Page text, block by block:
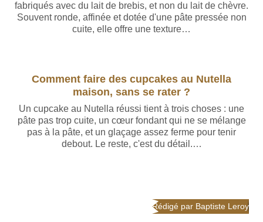
fabriqués avec du lait de brebis, et non du lait de chèvre.
Souvent ronde, affinée et dotée d'une pâte pressée non
cuite, elle offre une texture…
Comment faire des cupcakes au Nutella
maison, sans se rater ?
Un cupcake au Nutella réussi tient à trois choses : une
pâte pas trop cuite, un cœur fondant qui ne se mélange
pas à la pâte, et un glaçage assez ferme pour tenir
debout. Le reste, c'est du détail.…
Rédigé par Baptiste Leroy